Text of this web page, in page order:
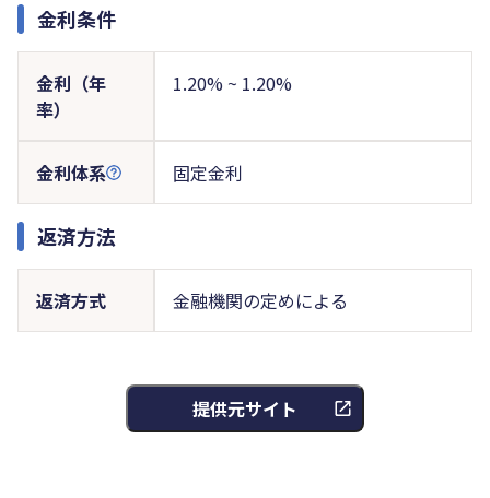
金利条件
金利（年
率）
1.20% ~ 1.20%
金利体系 固定金利
返済方法
返済方式 金融機関の定めによる
提供元サイト